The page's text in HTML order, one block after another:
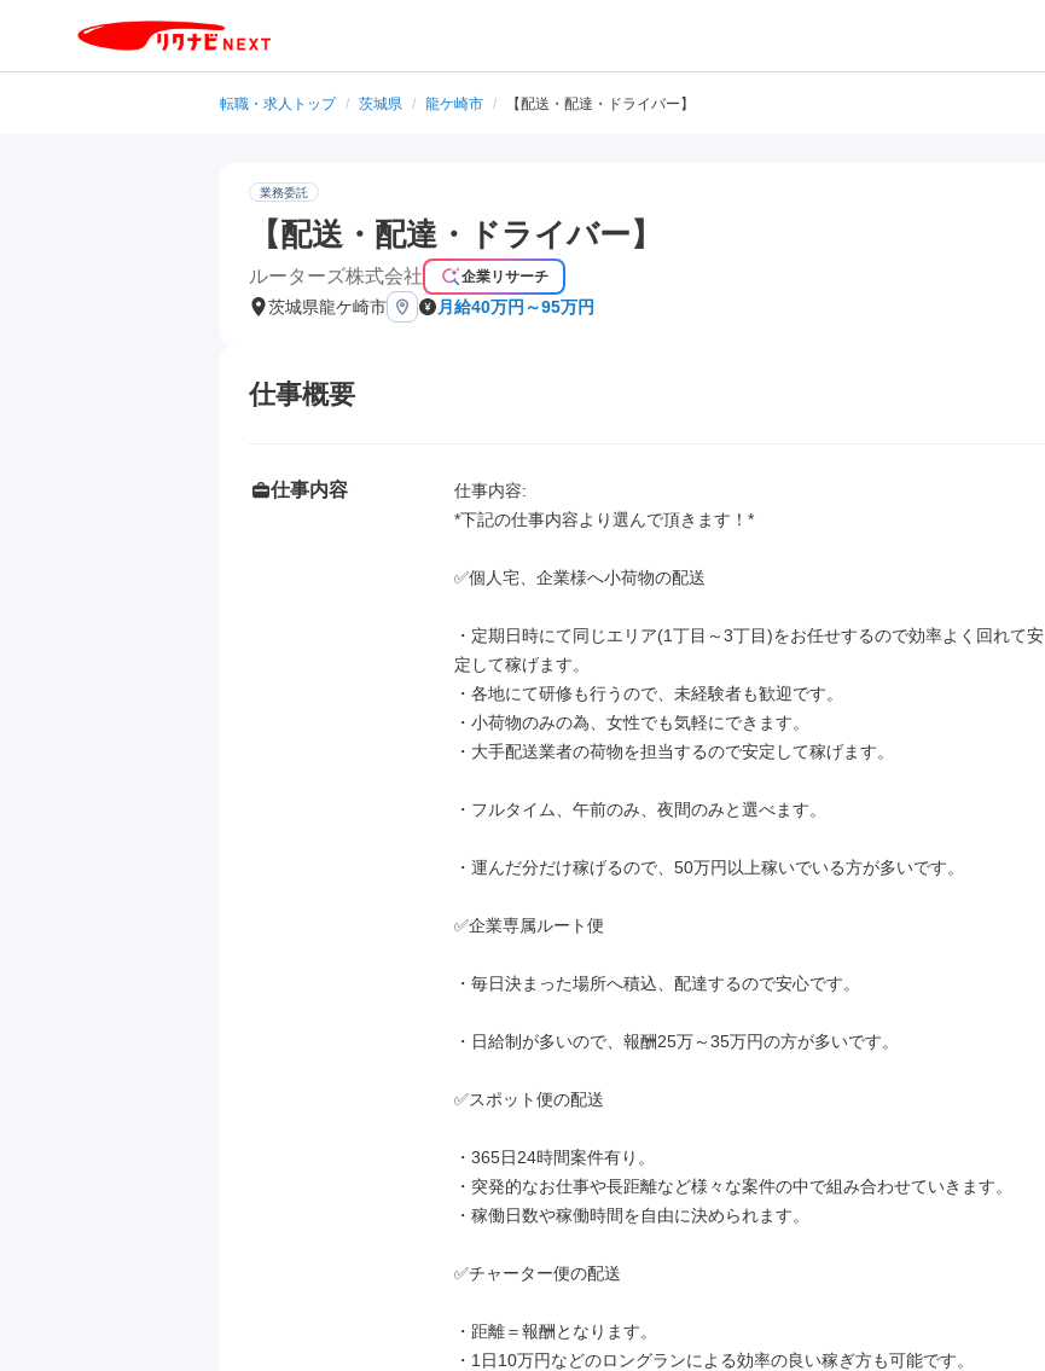
転職・求人トップ / 茨城県 / 龍ケ崎市 / 【配送・配達・ドライバー】
業務委託
【配送・配達・ドライバー】
ルーターズ株式会社 企業リサーチ
茨城県龍ケ崎市 月給40万円～95万円
仕事概要
仕事内容
仕事内容:
*下記の仕事内容より選んで頂きます！*
✅個人宅、企業様へ小荷物の配送
・定期日時にて同じエリア(1丁目～3丁目)をお任せするので効率よく回れて安
定して稼げます。
・各地にて研修も行うので、未経験者も歓迎です。
・小荷物のみの為、女性でも気軽にできます。
・大手配送業者の荷物を担当するので安定して稼げます。
・フルタイム、午前のみ、夜間のみと選べます。
・運んだ分だけ稼げるので、50万円以上稼いでいる方が多いです。
✅企業専属ルート便
・毎日決まった場所へ積込、配達するので安心です。
・日給制が多いので、報酬25万～35万円の方が多いです。
✅スポット便の配送
・365日24時間案件有り。
・突発的なお仕事や長距離など様々な案件の中で組み合わせていきます。
・稼働日数や稼働時間を自由に決められます。
✅チャーター便の配送
・距離＝報酬となります。
・1日10万円などのロングランによる効率の良い稼ぎ方も可能です。